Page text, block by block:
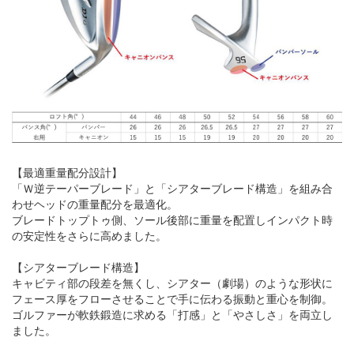
【最適重量配分設計】
「Ｗ逆テーパーブレード」と「シアターブレード構造」を組み合
わせヘッドの重量配分を最適化。
ブレードトップトゥ側、ソール後部に重量を配置しインパクト時
の安定性をさらに高めました。
【シアターブレード構造】
キャビティ部の段差を無くし、シアター（劇場）のような形状に
フェース厚をフローさせることで手に伝わる振動と重心を制御。
ゴルファーが軟鉄鍛造に求める「打感」と「やさしさ」を両立し
ました。